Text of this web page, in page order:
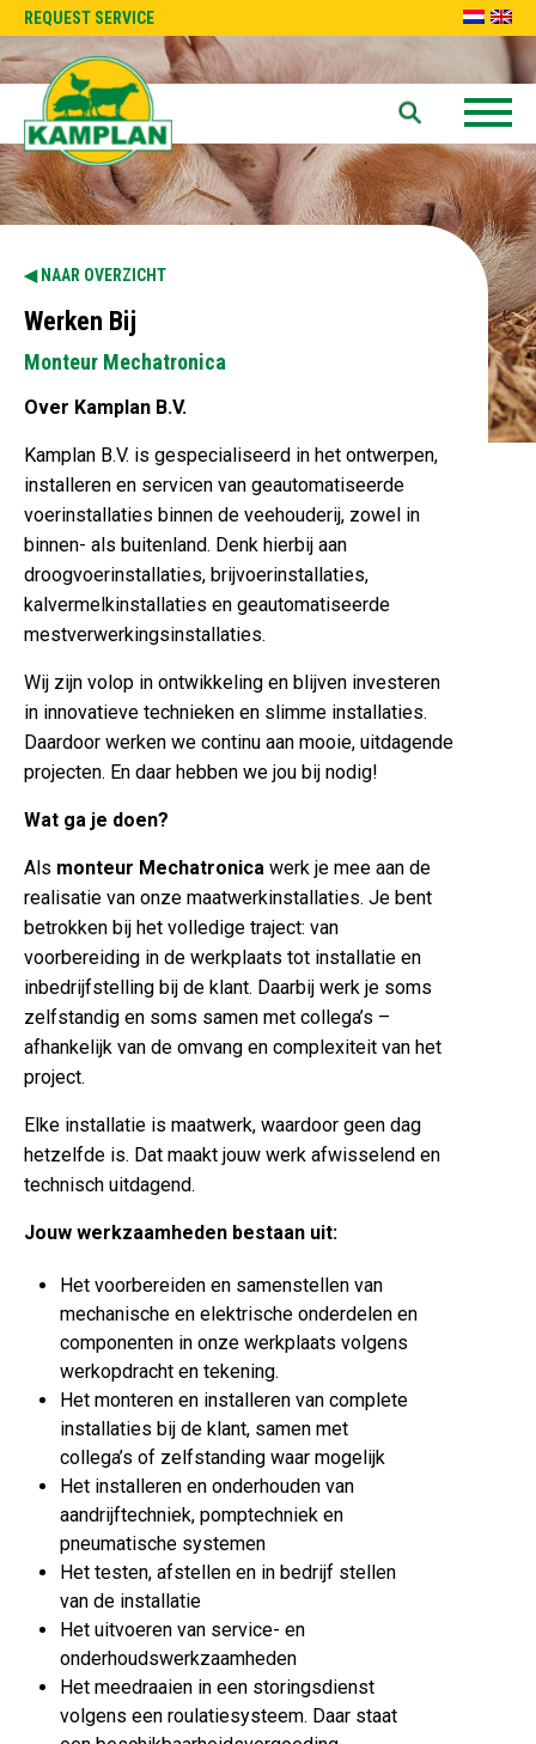
REQUEST SERVICE
NAAR OVERZICHT
Werken Bij
Monteur Mechatronica
Over Kamplan B.V.
Kamplan B.V. is gespecialiseerd in het ontwerpen,
installeren en servicen van geautomatiseerde
voerinstallaties binnen de veehouderij, zowel in
binnen- als buitenland. Denk hierbij aan
droogvoerinstallaties, brijvoerinstallaties,
kalvermelkinstallaties en geautomatiseerde
mestverwerkingsinstallaties.
Wij zijn volop in ontwikkeling en blijven investeren
in innovatieve technieken en slimme installaties.
Daardoor werken we continu aan mooie, uitdagende
projecten. En daar hebben we jou bij nodig!
Wat ga je doen?
Als monteur Mechatronica werk je mee aan de
realisatie van onze maatwerkinstallaties. Je bent
betrokken bij het volledige traject: van
voorbereiding in de werkplaats tot installatie en
inbedrijfstelling bij de klant. Daarbij werk je soms
zelfstandig en soms samen met collega’s –
afhankelijk van de omvang en complexiteit van het
project.
Elke installatie is maatwerk, waardoor geen dag
hetzelfde is. Dat maakt jouw werk afwisselend en
technisch uitdagend.
Jouw werkzaamheden bestaan uit:
Het voorbereiden en samenstellen van
mechanische en elektrische onderdelen en
componenten in onze werkplaats volgens
werkopdracht en tekening.
Het monteren en installeren van complete
installaties bij de klant, samen met
collega’s of zelfstanding waar mogelijk
Het installeren en onderhouden van
aandrijftechniek, pomptechniek en
pneumatische systemen
Het testen, afstellen en in bedrijf stellen
van de installatie
Het uitvoeren van service- en
onderhoudswerkzaamheden
Het meedraaien in een storingsdienst
volgens een roulatiesysteem. Daar staat